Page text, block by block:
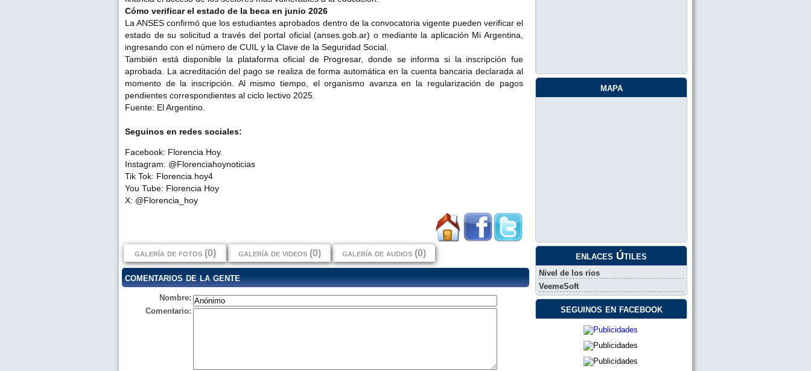
Cómo verificar el estado de la beca en junio 2026
La ANSES confirmó que los estudiantes aprobados dentro de la convocatoria vigente pueden verificar el
estado de su solicitud a través del portal oficial (anses.gob.ar) o mediante la aplicación Mi Argentina,
ingresando con el número de CUIL y la Clave de la Seguridad Social.
También está disponible la plataforma oficial de Progresar, donde se informa si la inscripción fue
aprobada. La acreditación del pago se realiza de forma automática en la cuenta bancaria declarada al
momento de la inscripción. Al mismo tiempo, el organismo avanza en la regularización de pagos
pendientes correspondientes al ciclo lectivo 2025.
Fuente: El Argentino.
Seguinos en redes sociales:
Facebook: Florencia Hoy.
Instagram: @Florenciahoynoticias
Tik Tok: Florencia.hoy4
You Tube: Florencia Hoy
X: @Florencia_hoy
galería de fotos (0) galería de videos (0) galería de audios (0)
comentarios de la gente
Nombre:
Comentario:
mapa
enlaces Útiles
Nivel de los rios
VeemeSoft
seguinos en facebook